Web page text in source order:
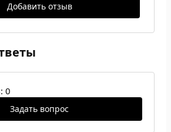
Добавить отзыв
0
Задать вопрос